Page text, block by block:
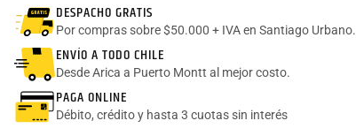
DESPACHO GRATIS
Por compras sobre $50.000 + IVA en Santiago Urbano.
ENVÍO A TODO CHILE
Desde Arica a Puerto Montt al mejor costo.
PAGA ONLINE
Débito, crédito y hasta 3 cuotas sin interés